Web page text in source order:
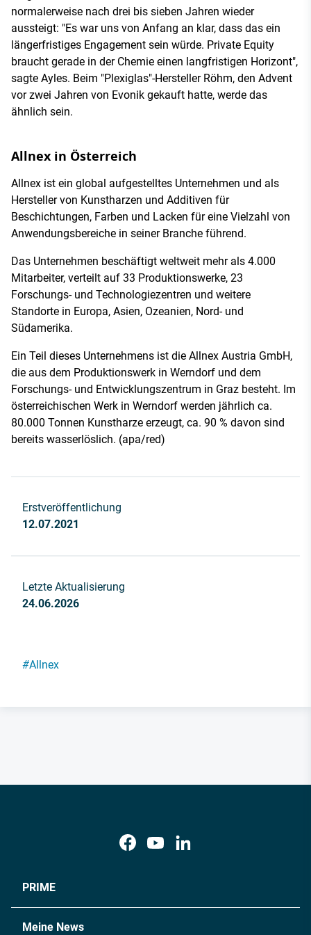
normalerweise nach drei bis sieben Jahren wieder
aussteigt: "Es war uns von Anfang an klar, dass das ein
längerfristiges Engagement sein würde. Private Equity
braucht gerade in der Chemie einen langfristigen Horizont",
sagte Ayles. Beim "Plexiglas"-Hersteller Röhm, den Advent
vor zwei Jahren von Evonik gekauft hatte, werde das
ähnlich sein.
Allnex in Österreich
Allnex ist ein global aufgestelltes Unternehmen und als
Hersteller von Kunstharzen und Additiven für
Beschichtungen, Farben und Lacken für eine Vielzahl von
Anwendungsbereiche in seiner Branche führend.
Das Unternehmen beschäftigt weltweit mehr als 4.000
Mitarbeiter, verteilt auf 33 Produktionswerke, 23
Forschungs- und Technologiezentren und weitere
Standorte in Europa, Asien, Ozeanien, Nord- und
Südamerika.
Ein Teil dieses Unternehmens ist die Allnex Austria GmbH,
die aus dem Produktionswerk in Werndorf und dem
Forschungs- und Entwicklungszentrum in Graz besteht. Im
österreichischen Werk in Werndorf werden jährlich ca.
80.000 Tonnen Kunstharze erzeugt, ca. 90 % davon sind
bereits wasserlöslich. (apa/red)
Erstveröffentlichung
12.07.2021
Letzte Aktualisierung
24.06.2026
#Allnex
PRIME
Meine News